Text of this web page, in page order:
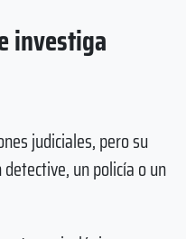
investiga
judiciales, pero su
un policía o un